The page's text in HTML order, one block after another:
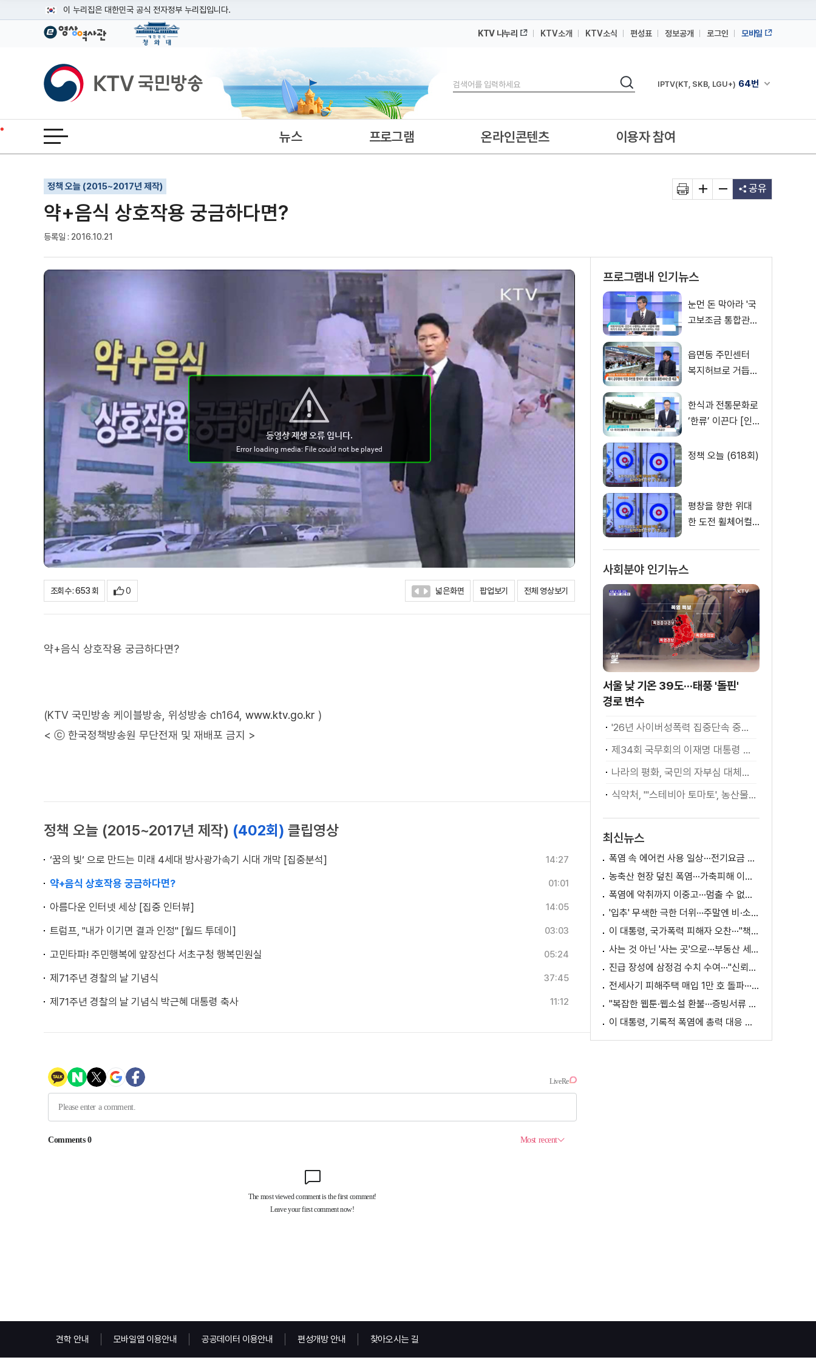
이 누리집은 대한민국 공식 전자정부 누리집입니다.
공식 누리집 주소 확인하기
이밖에 or.kr 또는 .kr등 다른 도메인 주소를 사용하고 있다면 아래 URL에서 도메인 주소를 확인해 보세요
운영중인 공식 누리집보기
KTV 나누리 KTV소개 KTV소식 편성표 정보공개 로그인 모바일
KTV국민방송
검색
검색 채널안내 펼쳐
IPTV(KT, SKB, LGU+) 64번
IPTV(KT, SKB, LGU+)
전체메뉴 열기 뉴스 프로그램 온라인콘텐츠 이용자 참여
정책 오늘 (2015~2017년 제작)
약+음식 상호작용 궁금하다면?
등록일 : 2016.10.21
기사인쇄
글자확대
글자축소 공유
조회수 : 653 회 0 넓은화면 팝업보기 전체 영상보기
약+음식 상호작용 궁금하다면?
(KTV 국민방송 케이블방송, 위성방송 ch164, www.ktv.go.kr )
< ⓒ 한국정책방송원 무단전재 및 재배포 금지 >
정책 오늘 (2015~2017년 제작) (402회) 클립영상
‘꿈의 빛‘ 으로 만드는 미래 4세대 방사광가속기 시대 개막 [집중분석] 14:27
약+음식 상호작용 궁금하다면? 01:01
아름다운 인터넷 세상 [집중 인터뷰] 14:05
트럼프, "내가 이기면 결과 인정" [월드 투데이] 03:03
고민타파! 주민행복에 앞장선다 서초구청 행복민원실 05:24
제71주년 경찰의 날 기념식 37:45
제71주년 경찰의 날 기념식 박근혜 대통령 축사 11:12
프로그램내 인기뉴스
눈먼 돈 막아라 '국
고보조금 통합관리
[경제인사이드]
읍면동 주민센터
복지허브로 거듭나
한식과 전통문화로
‘한류’ 이끈다 [인
정책 오늘 (618회)
평창을 향한 위대
한 도전 휠체어컬
는 평창입니다]
사회분야 인기뉴스
서울 낮 기온 39도···태풍 '돌핀'
경로 변수
'26년 사이버성폭력 집중단속 중간성과 발표···향후 추진계획은?
제34회 국무회의 이재명 대통령 모두발언
나라의 평화, 국민의 자부심 대체불가 대한민국 이재명 대통령 모두말씀
식약처, "'스테비아 토마토', 농산물 아닌 가공식품"
최신뉴스
폭염 속 에어컨 사용 일상···전기요금 줄이려면?
농축산 현장 덮친 폭염···가축피해 이틀 새 28만 마리↑
폭염에 악취까지 이중고···멈출 수 없는 필수노동
'입추' 무색한 극한 더위···주말엔 비·소나기
이 대통령, 국가폭력 피해자 오찬···"책임지고 치유"
사는 것 아닌 '사는 곳'으로···부동산 세제 판 바꾼다
진급 장성에 삼정검 수치 수여···"신뢰회복 애써달라"
전세사기 피해주택 매입 1만 호 돌파···피해 지원 속도
"복잡한 웹툰·웹소설 환불···증빙서류 요구까지"
이 대통령, 기록적 폭염에 총력 대응 지시 [외신에 비친 한국]
견학 안내 모바일앱 이용안내 공공데이터 이용안내 편성개방 안내 찾아오시는 길